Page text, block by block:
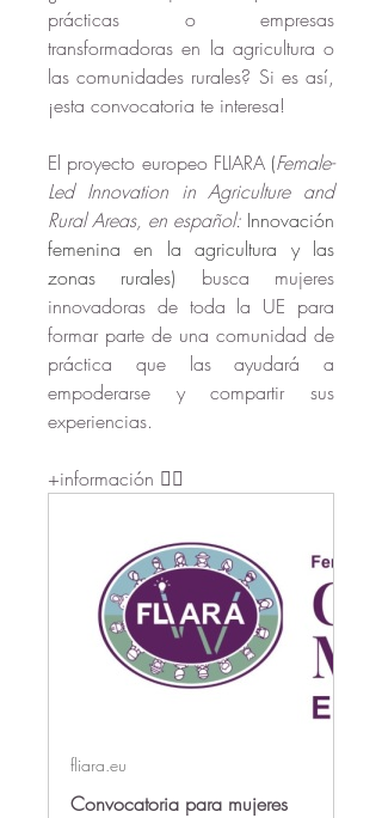
prácticas o empresas
transformadoras en la agricultura o
las comunidades rurales? Si es así,
¡esta convocatoria te interesa!
El proyecto europeo FLIARA (Female-
Led Innovation in Agriculture and
Rural Areas, en español: Innovación
femenina en la agricultura y las
zonas rurales) busca mujeres
innovadoras de toda la UE para
formar parte de una comunidad de
práctica que las ayudará a
empoderarse y compartir sus
experiencias.
+información 👇🏻
fliara.eu
Convocatoria para mujeres